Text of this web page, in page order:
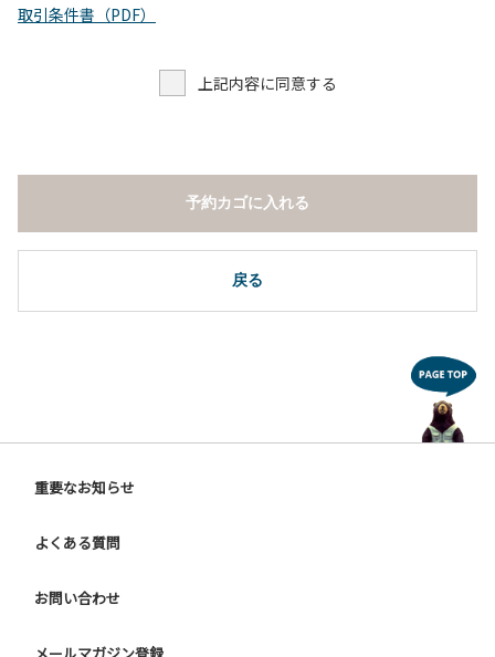
取引条件書（PDF）
上記内容に同意する
戻る
予約カゴに入れる
重要なお知らせ
よくある質問
お問い合わせ